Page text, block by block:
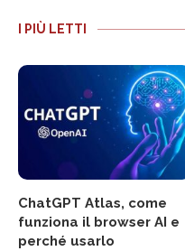
I PIÙ LETTI
ChatGPT Atlas, come
funziona il browser AI e
perché usarlo